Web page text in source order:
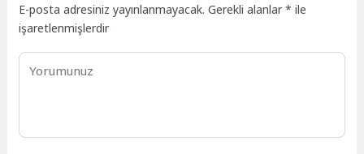
E-posta adresiniz yayınlanmayacak. Gerekli alanlar* ile
işaretlenmişlerdir